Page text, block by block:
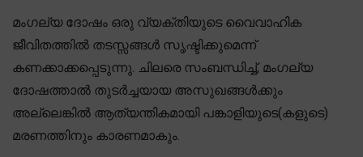
മംഗല്യ ദോഷം ഒരു വ്യക്തിയുടെ വൈവാഹിക
ജീവിതത്തിൽ തടസ്സങ്ങൾ സൃഷ്ടിക്കുമെന്ന്
കണക്കാക്കപ്പെടുന്നു. ചിലരെ സംബന്ധിച്ച്, മംഗല്യ
ദോഷത്താൽ തുടർച്ചയായ അസുഖങ്ങൾക്കും
അല്ലെങ്കിൽ ആത്യന്തികമായി പങ്കാളിയുടെ(കളുടെ)
മരണത്തിനും കാരണമാകും.